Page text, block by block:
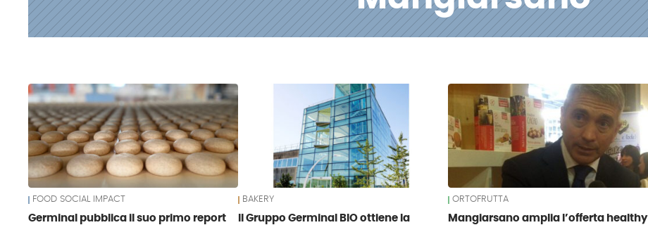
News
FOOD SOCIAL IMPACT
Germinal pubblica il suo primo report
BAKERY
Il Gruppo Germinal BIO ottiene la
ORTOFRUTTA
Mangiarsano amplia l’offerta healthy